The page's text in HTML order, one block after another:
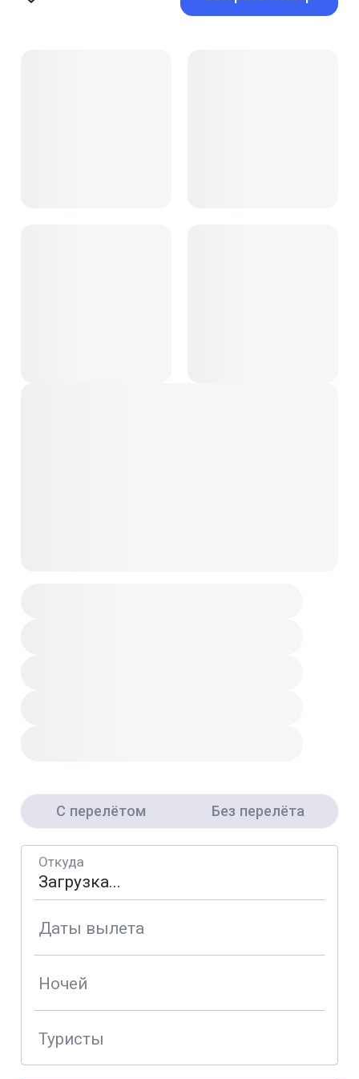
С перелётом Без перелёта
Откуда
Даты вылета
Ночей
Туристы